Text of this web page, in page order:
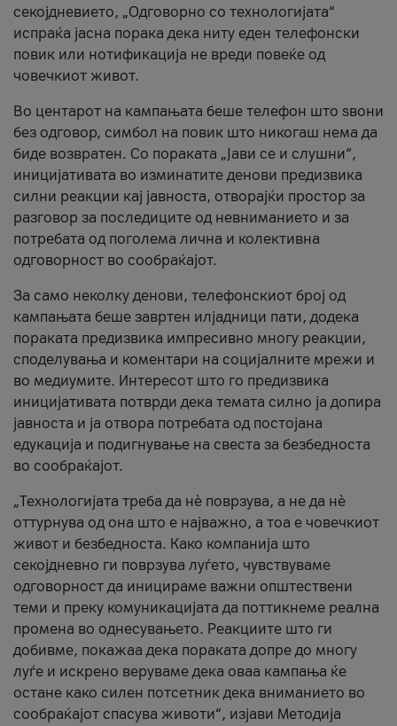
секојдневието, „Одговорно со технологијата“
испраќа јасна порака дека ниту еден телефонски
повик или нотификација не вреди повеќе од
човечкиот живот.
Во центарот на кампањата беше телефон што ѕвони
без одговор, симбол на повик што никогаш нема да
биде возвратен. Со пораката „Јави се и слушни“,
иницијативата во изминатите денови предизвика
силни реакции кај јавноста, отворајќи простор за
разговор за последиците од невниманието и за
потребата од поголема лична и колективна
одговорност во сообраќајот.
За само неколку денови, телефонскиот број од
кампањата беше завртен илјадници пати, додека
пораката предизвика импресивно многу реакции,
споделувања и коментари на социјалните мрежи и
во медиумите. Интересот што го предизвика
иницијативата потврди дека темата силно ја допира
јавноста и ја отвора потребата од постојана
едукација и подигнување на свеста за безбедноста
во сообраќајот.
„Технологијата треба да нè поврзува, а не да нè
оттурнува од она што е најважно, а тоа е човечкиот
живот и безбедноста. Како компанија што
секојдневно ги поврзува луѓето, чувствуваме
одговорност да иницираме важни општествени
теми и преку комуникацијата да поттикнеме реална
промена во однесувањето. Реакциите што ги
добивме, покажаа дека пораката допре до многу
луѓе и искрено веруваме дека оваа кампања ќе
остане како силен потсетник дека вниманието во
сообраќајот спасува животи“, изјави Методија